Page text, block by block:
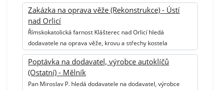
Zakázka na oprava věže (Rekonstrukce) - Ústí
nad Orlicí
Římskokatolická farnost Klášterec nad Orlicí hledá
dodavatele na oprava věže, krovu a střechy kostela
Poptávka na dodavatel, výrobce autoklíčů
(Ostatní) - Mělník
Pan Miroslav P. hledá dodavatele na dodavatel, výrobce